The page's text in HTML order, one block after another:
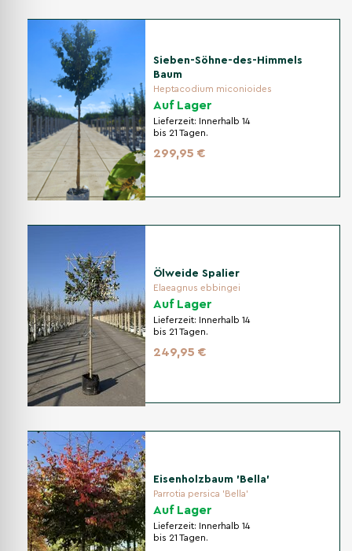
Sieben-Söhne-des-Himmels
Baum
Heptacodium miconioides
Auf Lager
Lieferzeit:
Innerhalb 14
bis 21 Tagen.
299,95 €
Ölweide Spalier
Elaeagnus ebbingei
Auf Lager
Lieferzeit:
Innerhalb 14
bis 21 Tagen.
249,95 €
Eisenholzbaum 'Bella'
Parrotia persica 'Bella'
Auf Lager
Lieferzeit:
Innerhalb 14
bis 21 Tagen.